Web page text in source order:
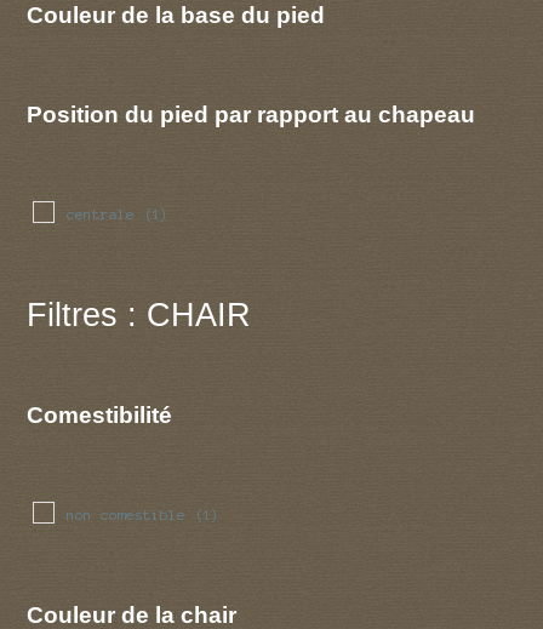
Couleur de la base du pied
Position du pied par rapport au chapeau
centrale (1)
Filtres : CHAIR
Comestibilité
non comestible (1)
Couleur de la chair